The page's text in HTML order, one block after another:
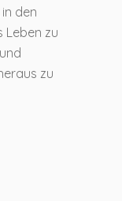
den
Leben zu
zu